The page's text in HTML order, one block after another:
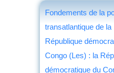
Fondements de la
transatlantique de la
République
Congo (Les) : la
démocratique du